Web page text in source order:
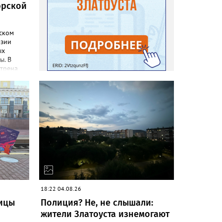
В
и вход
туда
13:21 и
от
будут
18:22 04.08.26
Полиция? Не, не слышали:
жители Златоуста изнемогают